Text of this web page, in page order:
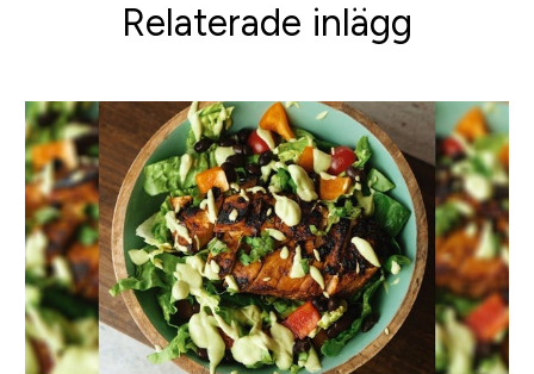
Relaterade inlägg